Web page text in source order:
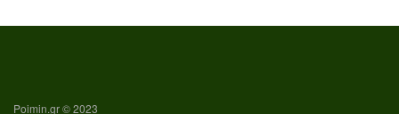
Poimin.gr © 2023